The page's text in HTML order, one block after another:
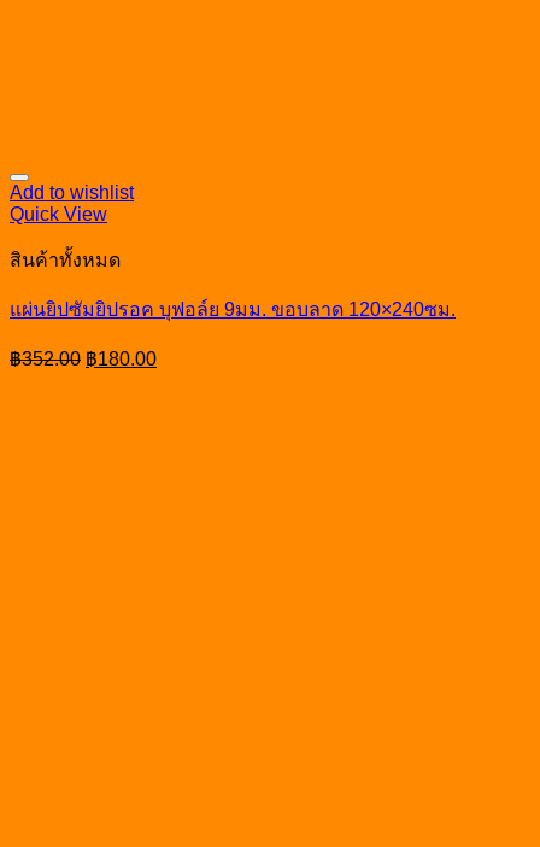
Add to wishlist
Quick View
สินค้าทั้งหมด
แผ่นยิปซัมยิปรอค บุฟอล์ย 9มม. ขอบลาด 120×240ซม.
฿352.00 Original
price
฿180.00Current
price